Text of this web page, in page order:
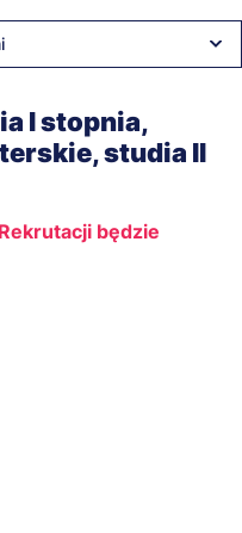
I stopnia,
studia II
będzie